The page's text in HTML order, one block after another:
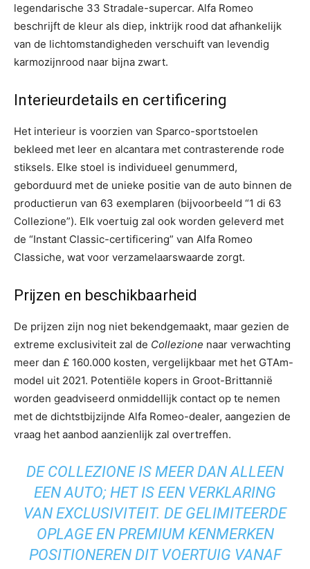
legendarische 33 Stradale-supercar. Alfa Romeo
beschrijft de kleur als diep, inktrijk rood dat afhankelijk
van de lichtomstandigheden verschuift van levendig
karmozijnrood naar bijna zwart.
Interieurdetails en certificering
Het interieur is voorzien van Sparco-sportstoelen
bekleed met leer en alcantara met contrasterende rode
stiksels. Elke stoel is individueel genummerd,
geborduurd met de unieke positie van de auto binnen de
productierun van 63 exemplaren (bijvoorbeeld “1 di 63
Collezione”). Elk voertuig zal ook worden geleverd met
de “Instant Classic-certificering” van Alfa Romeo
Classiche, wat voor verzamelaarswaarde zorgt.
Prijzen en beschikbaarheid
De prijzen zijn nog niet bekendgemaakt, maar gezien de
extreme exclusiviteit zal de Collezione naar verwachting
meer dan £ 160.000 kosten, vergelijkbaar met het GTAm-
model uit 2021. Potentiële kopers in Groot-Brittannië
worden geadviseerd onmiddellijk contact op te nemen
met de dichtstbijzijnde Alfa Romeo-dealer, aangezien de
vraag het aanbod aanzienlijk zal overtreffen.
DE COLLEZIONEIS MEER DAN ALLEEN
EEN AUTO; HET IS EEN VERKLARING
VAN EXCLUSIVITEIT. DE GELIMITEERDE
OPLAGE EN PREMIUM KENMERKEN
POSITIONEREN DIT VOERTUIG VANAF